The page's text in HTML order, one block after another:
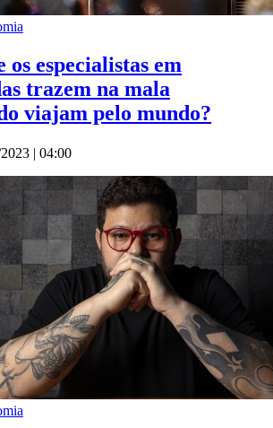
os especialistas em
trazem na mala
viajam pelo mundo?
| 04:00